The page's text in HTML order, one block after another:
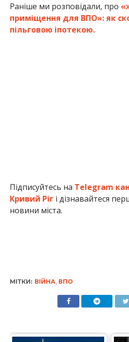
Раніше ми розповідали, про
приміщення для ВПО»: як
пільговою іпотекою.
Підписуйтесь на Telegram
Кривий Ріг і дізнавайтеся
новини міста.
МІТКИ: ВІЙНА ВПО